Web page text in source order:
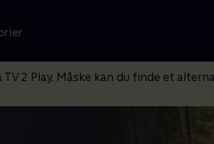
2 Play. Måske kan du finde et